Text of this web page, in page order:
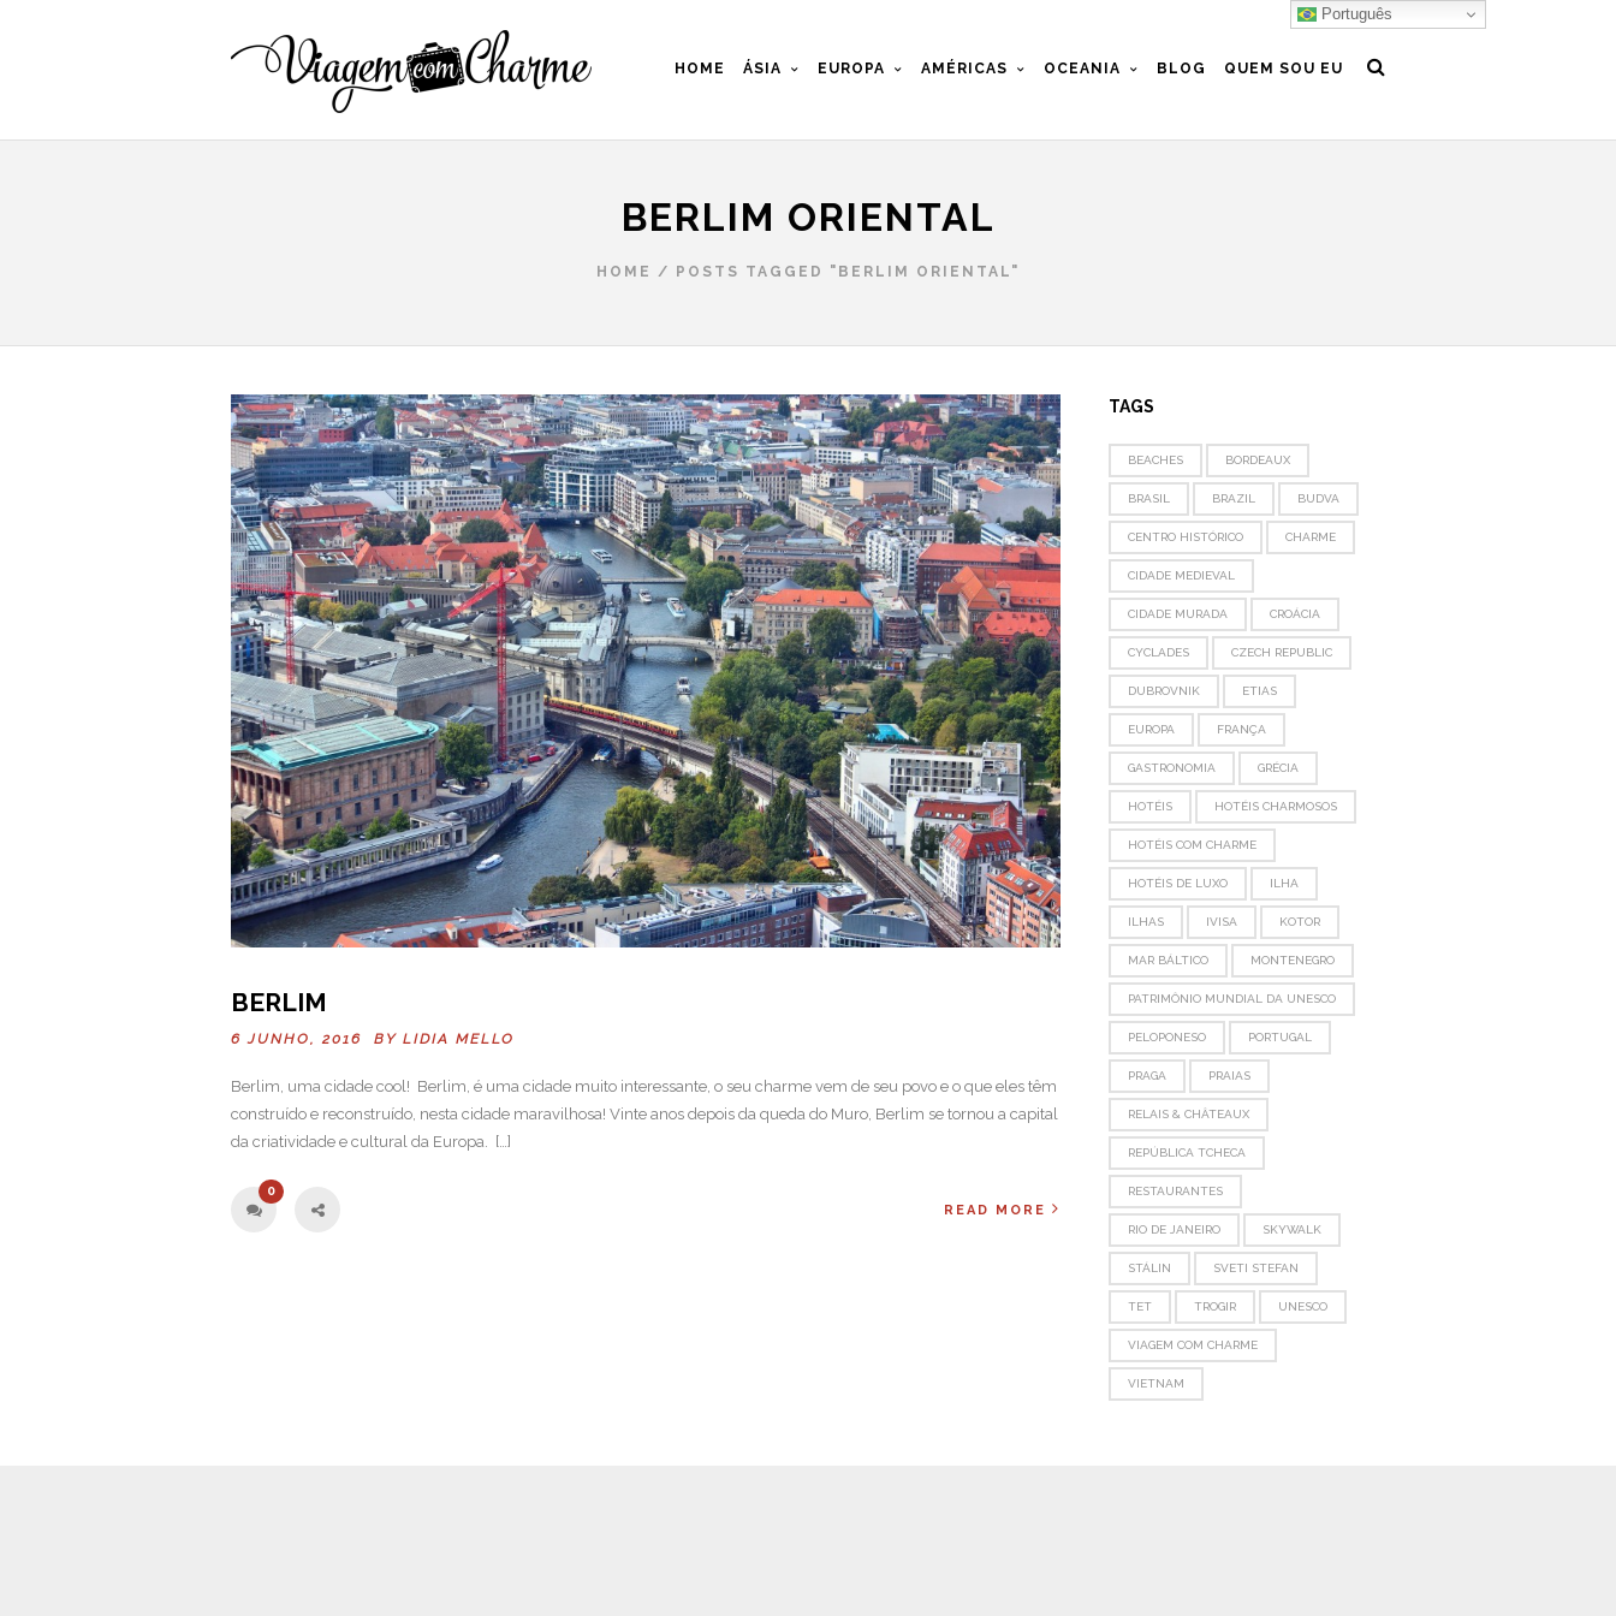
HOME ÁSIA EUROPA AMÉRICAS OCEANIA BLOG QUEM SOU EU
BERLIM ORIENTAL
HOME / POSTS TAGGED "BERLIM ORIENTAL"
BERLIM
6 JUNHO, 2016 BY LIDIA MELLO
Berlim, uma cidade cool! Berlim, é uma cidade muito interessante, o seu charme vem de seu povo e o que eles têm
construído e reconstruído, nesta cidade maravilhosa! Vinte anos depois da queda do Muro, Berlim se tornou a capital
da criatividade e cultural da Europa. […]
0
READ MORE
TAGS
BEACHES BORDEAUX
BRASIL BRAZIL BUDVA
CENTRO HISTÓRICO CHARME
CIDADE MEDIEVAL
CIDADE MURADA CROÁCIA
CYCLADES CZECH REPUBLIC
DUBROVNIK ETIAS
EUROPA FRANÇA
GASTRONOMIA GRÉCIA
HOTÉIS HOTÉIS CHARMOSOS
HOTÉIS COM CHARME
HOTÉIS DE LUXO ILHA
ILHAS IVISA KOTOR
MAR BÁLTICO MONTENEGRO
PATRIMÔNIO MUNDIAL DA UNESCO
PELOPONESO PORTUGAL
PRAGA PRAIAS
RELAIS & CHÂTEAUX
REPÚBLICA TCHECA
RESTAURANTES
RIO DE JANEIRO SKYWALK
STÁLIN SVETI STEFAN
TET TROGIR UNESCO
VIAGEM COM CHARME
VIETNAM
Português